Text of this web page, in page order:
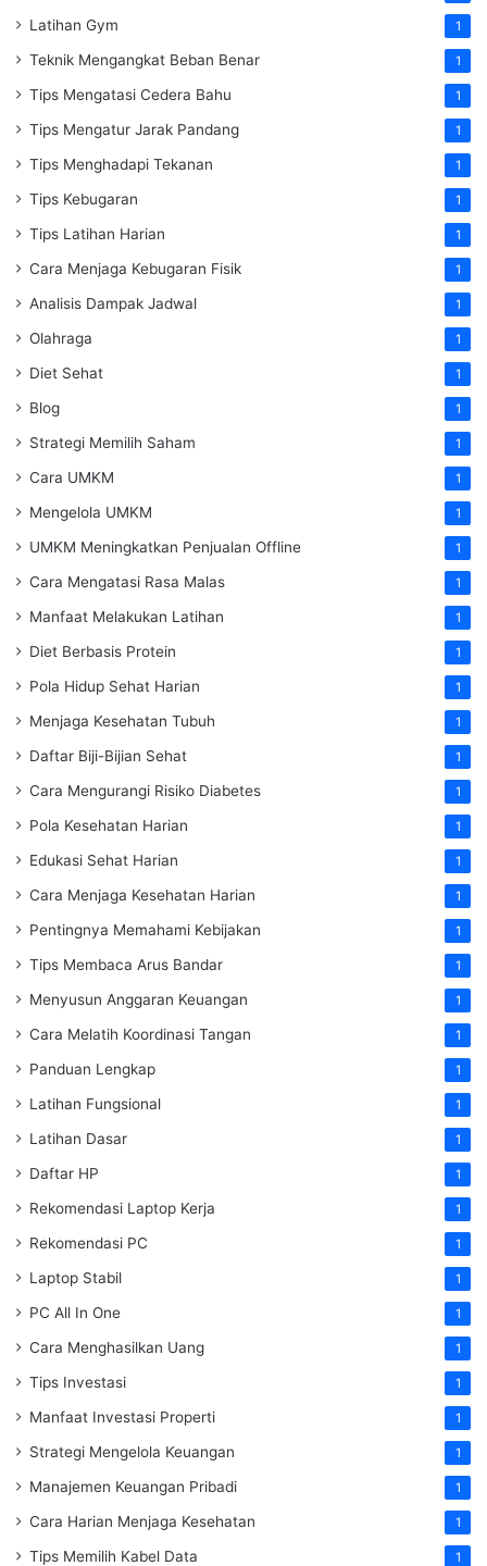
Latihan Gym 1
Teknik Mengangkat Beban Benar 1
Tips Mengatasi Cedera Bahu 1
Tips Mengatur Jarak Pandang 1
Tips Menghadapi Tekanan 1
Tips Kebugaran 1
Tips Latihan Harian 1
Cara Menjaga Kebugaran Fisik 1
Analisis Dampak Jadwal 1
Olahraga 1
Diet Sehat 1
Blog 1
Strategi Memilih Saham 1
Cara UMKM 1
Mengelola UMKM 1
UMKM Meningkatkan Penjualan Offline 1
Cara Mengatasi Rasa Malas 1
Manfaat Melakukan Latihan 1
Diet Berbasis Protein 1
Pola Hidup Sehat Harian 1
Menjaga Kesehatan Tubuh 1
Daftar Biji-Bijian Sehat 1
Cara Mengurangi Risiko Diabetes 1
Pola Kesehatan Harian 1
Edukasi Sehat Harian 1
Cara Menjaga Kesehatan Harian 1
Pentingnya Memahami Kebijakan 1
Tips Membaca Arus Bandar 1
Menyusun Anggaran Keuangan 1
Cara Melatih Koordinasi Tangan 1
Panduan Lengkap 1
Latihan Fungsional 1
Latihan Dasar 1
Daftar HP 1
Rekomendasi Laptop Kerja 1
Rekomendasi PC 1
Laptop Stabil 1
PC All In One 1
Cara Menghasilkan Uang 1
Tips Investasi 1
Manfaat Investasi Properti 1
Strategi Mengelola Keuangan 1
Manajemen Keuangan Pribadi 1
Cara Harian Menjaga Kesehatan 1
Tips Memilih Kabel Data 1